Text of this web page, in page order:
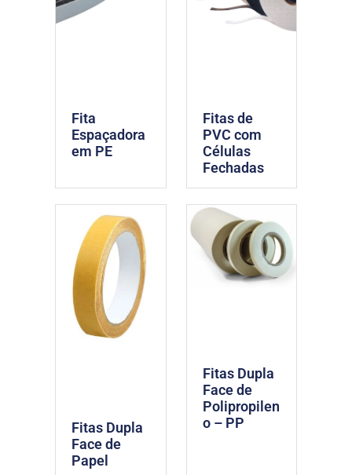
Fita
Espaçadora
em PE
Fitas de
PVC com
Células
Fechadas
Fitas Dupla
Face de
Papel
Fitas Dupla
Face de
Polipropilen
o – PP